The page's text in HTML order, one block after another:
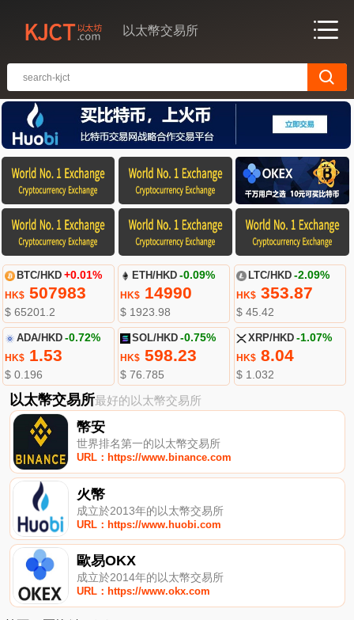
以太幣交易所
BTC/HKD +0.01%
HK$507983
$ 65201.2
ETH/HKD -0.09%
HK$ 14990
$ 1923.98
LTC/HKD -2.09%
HK$353.87
$ 45.42
ADA/HKD -0.72%
HK$1.53
$ 0.196
SOL/HKD -0.75%
HK$ 598.23
$ 76.785
XRP/HKD -1.07%
HK$8.04
$ 1.032
以太幣交易所最好的以太幣交易所
幣安
世界排名第一的以太幣交易所
URL：https://www.binance.com
火幣
成立於2013年的以太幣交易所
URL：https://www.huobi.com
歐易OKX
成立於2014年的以太幣交易所
URL：https://www.okx.com